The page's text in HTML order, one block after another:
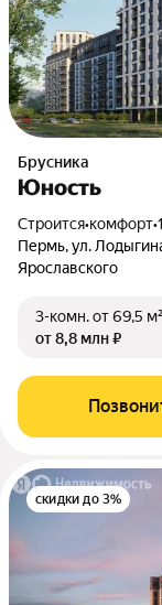
Брусника
Юность
Строится•комфорт•
Пермь, ул.
Ярославского
3-комн.от 69,5 м²
от 8,8 млн ₽
скидки до 3%